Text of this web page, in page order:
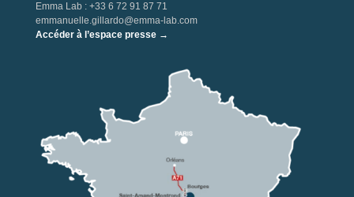
Emma Lab : +33 6 72 91 87 71
emmanuelle.gillardo@emma-lab.com
Accéder à l’espace presse →